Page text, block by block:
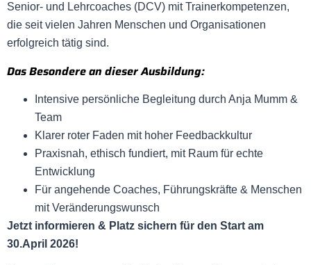
Senior- und Lehrcoaches (DCV) mit Trainerkompetenzen,
die seit vielen Jahren Menschen und Organisationen
erfolgreich tätig sind.
Das Besondere an dieser Ausbildung:
Intensive persönliche Begleitung durch Anja Mumm &
Team
Klarer roter Faden mit hoher Feedbackkultur
Praxisnah, ethisch fundiert, mit Raum für echte
Entwicklung
Für angehende Coaches, Führungskräfte & Menschen
mit Veränderungswunsch
Jetzt informieren & Platz sichern für den Start am
30.April 2026!